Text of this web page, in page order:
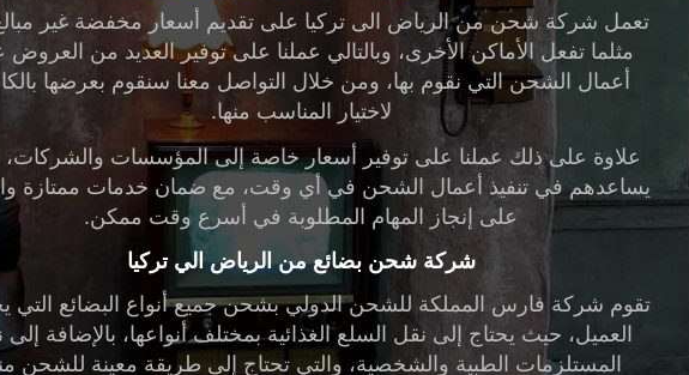
تعمل شركة شحن من الرياض الى تركيا على تقديم أسعار مخفضة غير
مثلما تفعل الأماكن الأخرى، وبالتالي عملنا على توفير العديد من
أعمال الشحن التي نقوم بها، ومن خلال التواصل معنا سنقوم بعرضها
لاختيار المناسب منها.
علاوة على ذلك عملنا على توفير أسعار خاصة إلى المؤسسات والشركات،
يساعدهم في تنفيذ أعمال الشحن في أي وقت، مع ضمان خدمات ممتازة
على إنجاز المهام المطلوبة في أسرع وقت ممكن.
شركة شحن بضائع من الرياض الي تركيا
تقوم شركة فارس المملكة للشحن الدوليبشحن جميع أنواع البضائع التي
العميل، حيث يحتاج إلى نقل السلع الغذائية بمختلف أنواعها، بالإضافة إلى
المستلزمات الطبية والشخصية، والتي تحتاج إلى طريقة معينة للشحن